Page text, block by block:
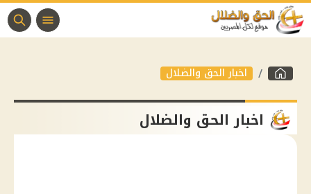
اخبار الحق والضلال
اخبار الحق والضلال